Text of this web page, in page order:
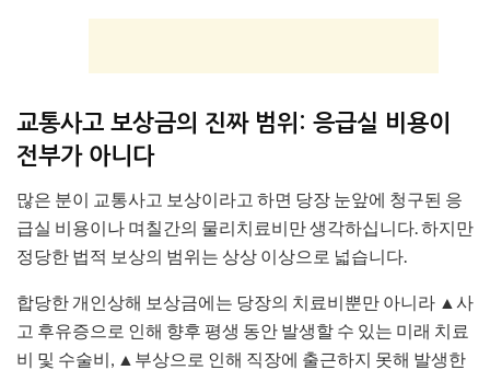
교통사고 보상금의 진짜 범위: 응급실 비용이
전부가 아니다
많은 분이 교통사고 보상이라고 하면 당장 눈앞에 청구된 응
급실 비용이나 며칠간의 물리치료비만 생각하십니다. 하지만
정당한 법적 보상의 범위는 상상 이상으로 넓습니다.
합당한 개인상해 보상금에는 당장의 치료비뿐만 아니라 ▲사
고 후유증으로 인해 향후 평생 동안 발생할 수 있는 미래 치료
비 및 수술비, ▲부상으로 인해 직장에 출근하지 못해 발생한